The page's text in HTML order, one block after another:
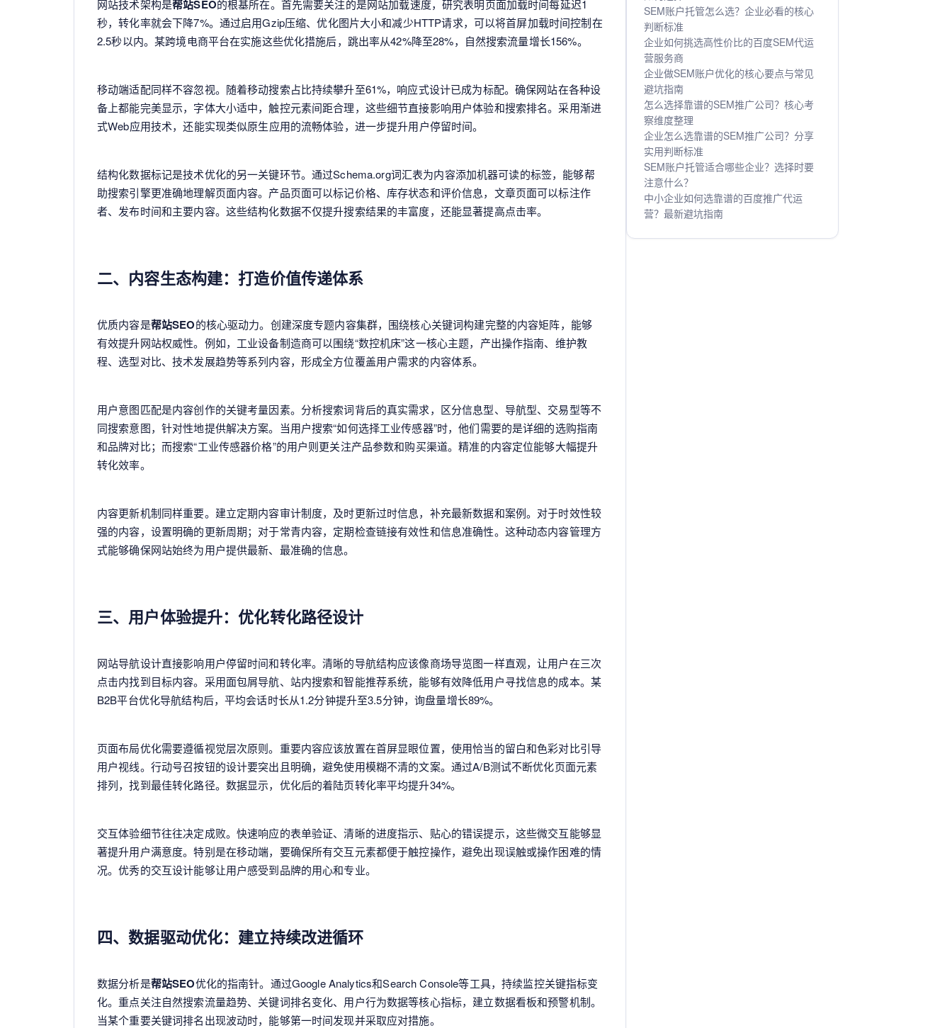
网站技术架构是帮站SEO的根基所在。首先需要关注的是网站加载速度，研究表明页面加载时间每延迟1
秒，转化率就会下降7%。通过启用Gzip压缩、优化图片大小和减少HTTP请求，可以将首屏加载时间控制在
2.5秒以内。某跨境电商平台在实施这些优化措施后，跳出率从42%降至28%，自然搜索流量增长156%。
移动端适配同样不容忽视。随着移动搜索占比持续攀升至61%，响应式设计已成为标配。确保网站在各种设
备上都能完美显示，字体大小适中，触控元素间距合理，这些细节直接影响用户体验和搜索排名。采用渐进
式Web应用技术，还能实现类似原生应用的流畅体验，进一步提升用户停留时间。
结构化数据标记是技术优化的另一关键环节。通过Schema.org词汇表为内容添加机器可读的标签，能够帮
助搜索引擎更准确地理解页面内容。产品页面可以标记价格、库存状态和评价信息，文章页面可以标注作
者、发布时间和主要内容。这些结构化数据不仅提升搜索结果的丰富度，还能显著提高点击率。
二、内容生态构建：打造价值传递体系
优质内容是帮站SEO的核心驱动力。创建深度专题内容集群，围绕核心关键词构建完整的内容矩阵，能够
有效提升网站权威性。例如，工业设备制造商可以围绕“数控机床”这一核心主题，产出操作指南、维护教
程、选型对比、技术发展趋势等系列内容，形成全方位覆盖用户需求的内容体系。
用户意图匹配是内容创作的关键考量因素。分析搜索词背后的真实需求，区分信息型、导航型、交易型等不
同搜索意图，针对性地提供解决方案。当用户搜索“如何选择工业传感器”时，他们需要的是详细的选购指南
和品牌对比；而搜索“工业传感器价格”的用户则更关注产品参数和购买渠道。精准的内容定位能够大幅提升
转化效率。
内容更新机制同样重要。建立定期内容审计制度，及时更新过时信息，补充最新数据和案例。对于时效性较
强的内容，设置明确的更新周期；对于常青内容，定期检查链接有效性和信息准确性。这种动态内容管理方
式能够确保网站始终为用户提供最新、最准确的信息。
三、用户体验提升：优化转化路径设计
网站导航设计直接影响用户停留时间和转化率。清晰的导航结构应该像商场导览图一样直观，让用户在三次
点击内找到目标内容。采用面包屑导航、站内搜索和智能推荐系统，能够有效降低用户寻找信息的成本。某
B2B平台优化导航结构后，平均会话时长从1.2分钟提升至3.5分钟，询盘量增长89%。
页面布局优化需要遵循视觉层次原则。重要内容应该放置在首屏显眼位置，使用恰当的留白和色彩对比引导
用户视线。行动号召按钮的设计要突出且明确，避免使用模糊不清的文案。通过A/B测试不断优化页面元素
排列，找到最佳转化路径。数据显示，优化后的着陆页转化率平均提升34%。
交互体验细节往往决定成败。快速响应的表单验证、清晰的进度指示、贴心的错误提示，这些微交互能够显
著提升用户满意度。特别是在移动端，要确保所有交互元素都便于触控操作，避免出现误触或操作困难的情
况。优秀的交互设计能够让用户感受到品牌的用心和专业。
四、数据驱动优化：建立持续改进循环
数据分析是帮站SEO优化的指南针。通过Google Analytics和Search Console等工具，持续监控关键指标变
化。重点关注自然搜索流量趋势、关键词排名变化、用户行为数据等核心指标，建立数据看板和预警机制。
当某个重要关键词排名出现波动时，能够第一时间发现并采取应对措施。
SEM账户托管怎么选？企业必看的核心
判断标准
企业如何挑选高性价比的百度SEM代运
营服务商
企业做SEM账户优化的核心要点与常见
避坑指南
怎么选择靠谱的SEM推广公司？核心考
察维度整理
企业怎么选靠谱的SEM推广公司？分享
实用判断标准
SEM账户托管适合哪些企业？选择时要
注意什么？
中小企业如何选靠谱的百度推广代运
营？最新避坑指南